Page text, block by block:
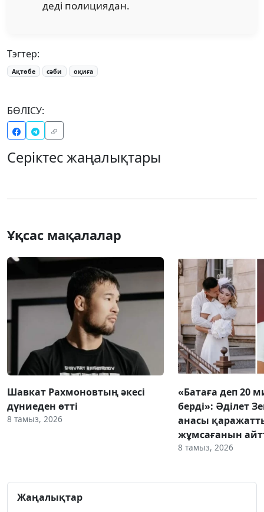
деді полициядан.
Тэгтер:
Ақтөбе сәби оқиға
БӨЛІСУ:
Серіктес жаңалықтары
Ұқсас мақалалар
Шавкат Рахмоновтың әкесі
дүниеден өтті
8 тамыз, 2026
«Батаға деп 20
берді»: Әділет
анасы
жұмсағанын
8 тамыз, 2026
Жаңалықтар